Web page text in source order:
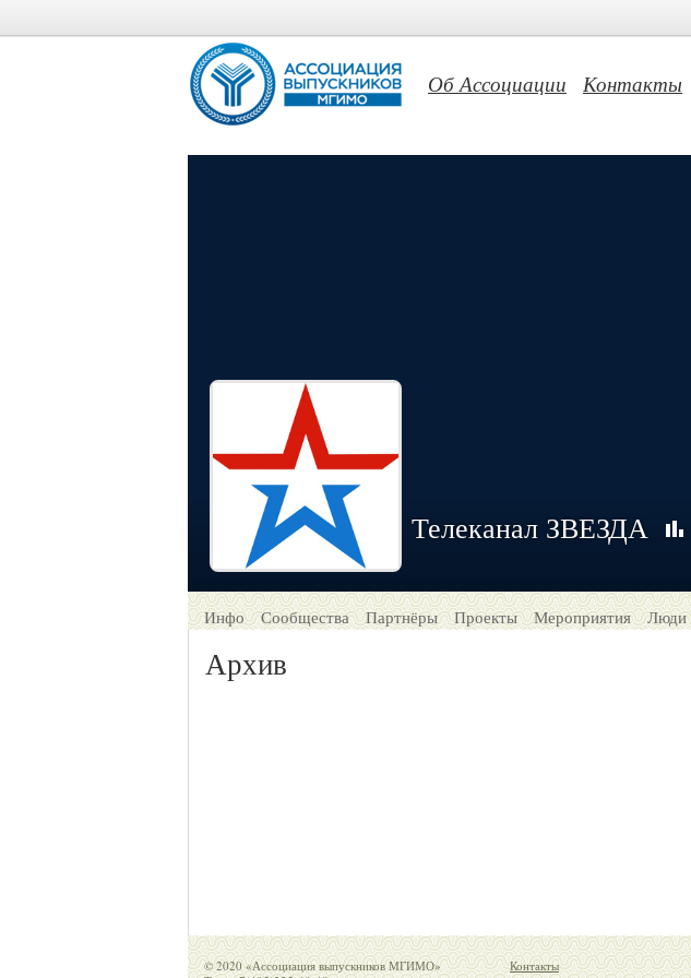
Об Ассоциации Контакты
Телеканал ЗВЕЗДА
Инфо Сообщества Партнёры Проекты Мероприятия Люди
Архив
© 2020 «Ассоциация выпускников МГИМО»
Контакты